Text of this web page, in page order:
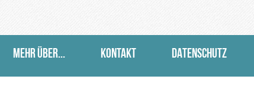
MEHR ÜBER... KONTAKT DATENSCHUTZ